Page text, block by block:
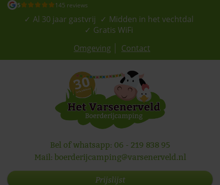
5 145 reviews
Al 30 jaar gastvrij
Midden in het vechtdal
Gratis WiFi
Omgeving
Contact
Bel of whatsapp: 06 - 219 838 95
Mail: boerderijcamping@varsenerveld.nl
Prijslijst